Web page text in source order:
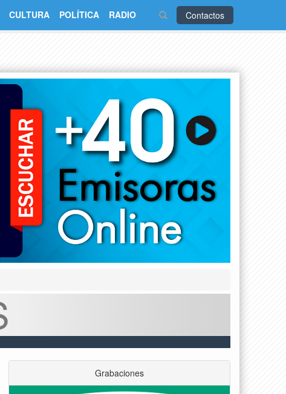
Contactos
CULTURA POLÍTICA RADIO
Grabaciones